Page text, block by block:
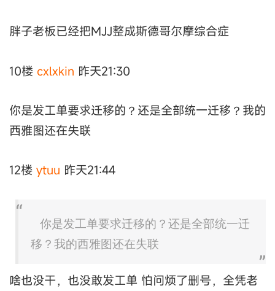
胖子老板已经把MJJ整成斯德哥尔摩综合症
10楼 cxlxkin 昨天21:30
你是发工单要求迁移的？还是全部统一迁移？我的
西雅图还在失联
12楼 ytuu 昨天21:44
你是发工单要求迁移的？还是全部统一迁
移？我的西雅图还在失联
啥也没干，也没敢发工单 怕问烦了删号，全凭老